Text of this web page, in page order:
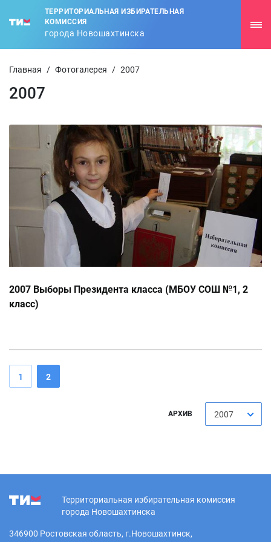
ТЕРРИТОРИАЛЬНАЯ ИЗБИРАТЕЛЬНАЯ
КОМИССИЯ
города Новошахтинска
Главная / Фотогалерея / 2007
2007
2007 Выборы Президента класса (МБОУ СОШ №1, 2
класс)
1 2
АРХИВ 2007
Территориальная избирательная комиссия
города Новошахтинска
346900 Ростовская область, г.Новошахтинск,